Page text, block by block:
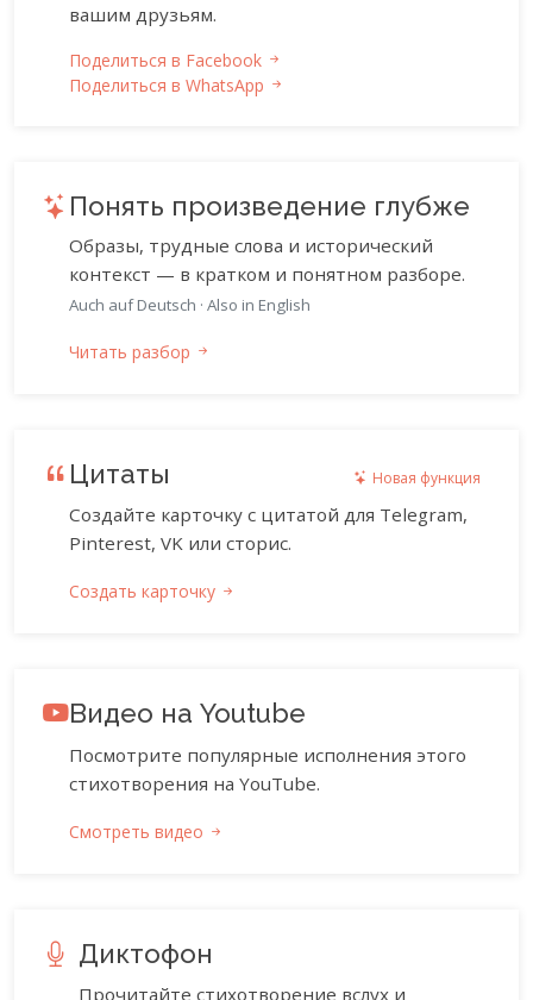
вашим друзьям.
Поделиться в Facebook
Поделиться в WhatsApp
Понять произведение глубже
Образы, трудные слова и исторический
контекст — в кратком и понятном разборе.
Auch auf Deutsch · Also in English
Читать разбор
Цитаты Новая функция
Создайте карточку с цитатой для Telegram,
Pinterest, VK или сторис.
Создать карточку
Видео на Youtube
Посмотрите популярные исполнения этого
стихотворения на YouTube.
Смотреть видео
Диктофон
Прочитайте стихотворение вслух и